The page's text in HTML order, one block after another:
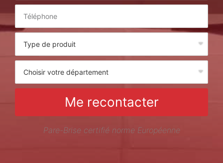
Me recontacter
Pare-Brise certifié norme Européenne